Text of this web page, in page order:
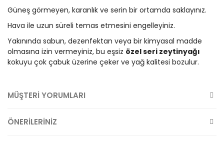
Güneş görmeyen, karanlık ve serin bir ortamda saklayınız.
Hava ile uzun süreli temas etmesini engelleyiniz.
Yakınında sabun, dezenfektan veya bir kimyasal madde
olmasına izin vermeyiniz, bu eşsiz özel seri zeytinyağı
kokuyu çok çabuk üzerine çeker ve yağ kalitesi bozulur.
MÜŞTERİ YORUMLARI
ÖNERİLERİNİZ